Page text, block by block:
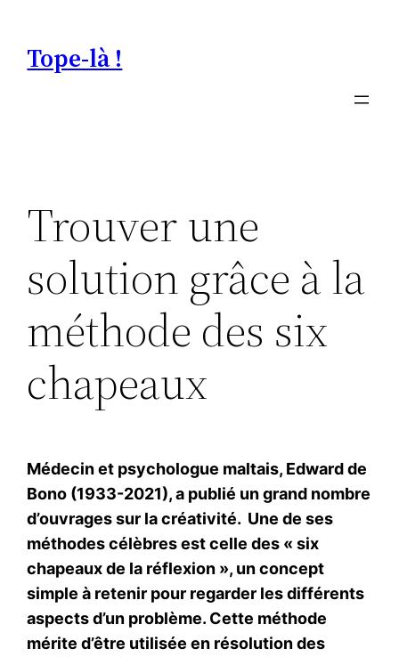
contenu
Tope-là !
Trouver une
solution grâce à la
méthode des six
chapeaux
Médecin et psychologue maltais, Edward de
Bono (1933-2021), a publié un grand nombre
d’ouvrages sur la créativité. Une de ses
méthodes célèbres est celle des « six
chapeaux de la réflexion », un concept
simple à retenir pour regarder les différents
aspects d’un problème. Cette méthode
mérite d’être utilisée en résolution des